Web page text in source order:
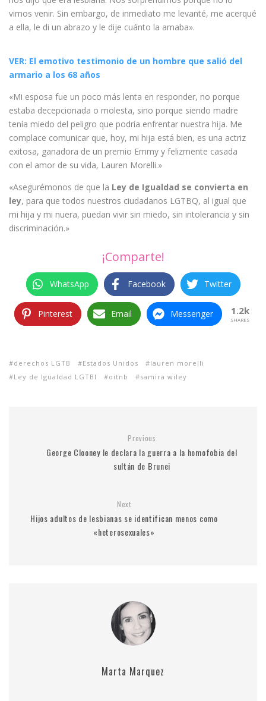
vimos venir. Sin embargo, de inmediato me levanté, me acerqué
a ella, le di un abrazo y le dije cuánto la amaba».
VER: El emotivo testimonio de un hombre que salió del
armario a los 68 años
«Mi esposa fue un poco más lenta en responder, no porque
estaba decepcionada o molesta, sino porque siendo madre
tenía miedo del peligro que podría enfrentar nuestra hija. Me
complace comunicar que, hoy, mi hija está bien, es una actriz
exitosa, ganadora de un premio Emmy y felizmente casada
con el amor de su vida, Lauren Morelli.»
«Asegurémonos de que la Ley de Igualdad se convierta en
ley, para que todos nuestros ciudadanos LGTBQ, al igual que
mi hija y mi nuera, puedan vivir sin miedo, sin intolerancia y sin
discriminación.»
¡Comparte!
WhatsApp Facebook Twitter
Pinterest Email Messenger 1.2k
SHARES
derechos LGTB Estados Unidos
lauren morelli
Ley de Igualdad LGTBI
oitnb samira wiley
Previous
George Clooney le declara la guerra a la homofobia del
sultán de Brunei
Next
Hijos adultos de lesbianas se identifican menos como
«heterosexuales»
Marta Marquez